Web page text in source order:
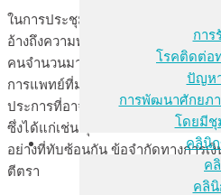
การ
โรคติดต่อ
ปัญห
การพัฒนาศักยภ
โดยมีชุ
คลินิก
ค
คลินิ
ในการประชุมครอย 2024 ปีนี้ พญ. อาเ
อ้างถึงความท้าทายของวินัยในการกิ
คนจำนวนมากไม่สามารถกดไวรัสได้
การแพทย์ที่มหาวิทยาลัยอลาบามา เบ
ประการที่อาจเป็นอุปสรรคทำให้คนไ
ซึ่งได้แก่เช่น สุขภาพจิต การใช้สารเ
อย่างที่ทับซ้อนกัน ข้อจำกัดทางการเ
ตีตรา